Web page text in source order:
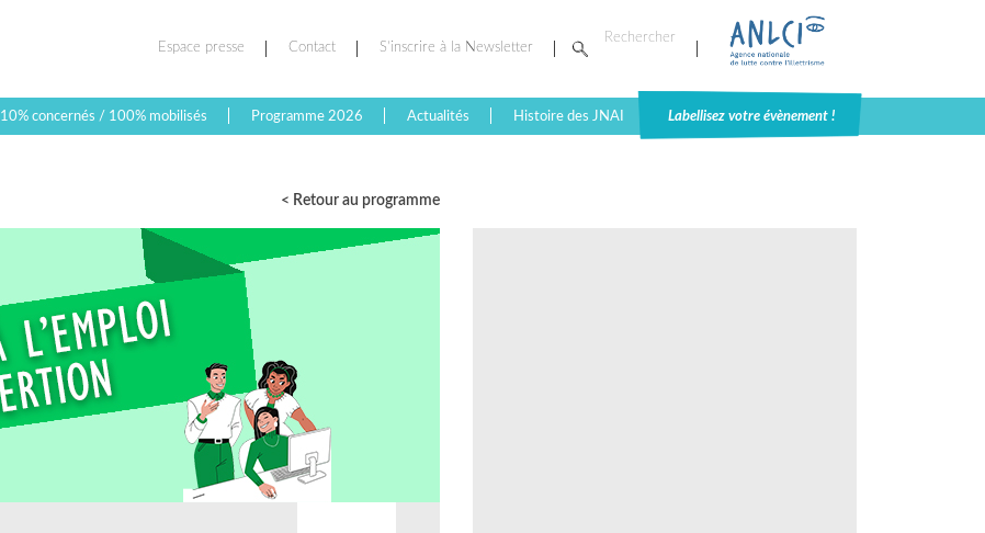
Espace presse Contact S’inscrire à la Newsletter
10% concernés / 100% mobilisés Programme 2026 Actualités Histoire des JNAI Labellisez votre évènement !
< Retour au programme